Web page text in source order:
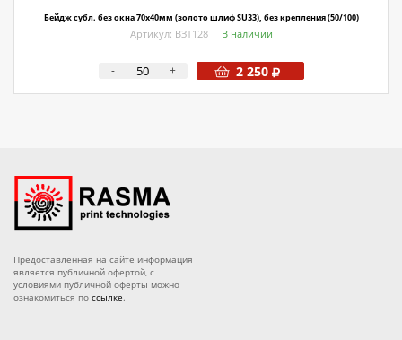
Бейдж субл. без окна 70х40мм (золото шлиф SU33), без крепления (50/100)
Артикул: ВЗТ128 В наличии
- + 2 250
Предоставленная на сайте информация
является публичной офертой, с
условиями публичной оферты можно
ознакомиться по ссылке.